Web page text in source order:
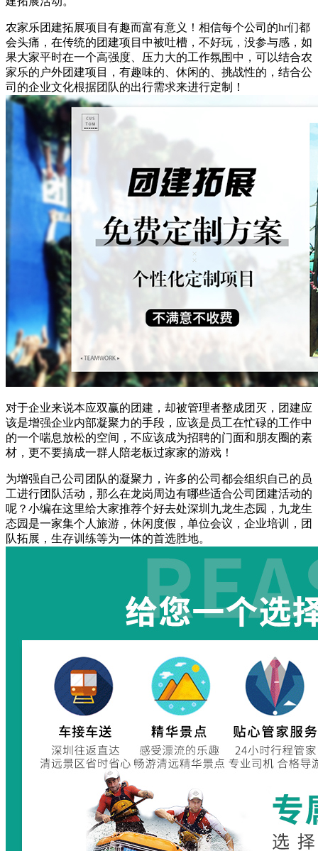
农家乐团建拓展项目有趣而富有意义！相信每个公司的hr们都
会头痛，在传统的团建项目中被吐槽，不好玩，没参与感，如
果大家平时在一个高强度、压力大的工作氛围中，可以结合农
家乐的户外团建项目，有趣味的、休闲的、挑战性的，结合公
司的企业文化根据团队的出行需求来进行定制！
对于企业来说本应双赢的团建，却被管理者整成团灭，团建应
该是增强企业内部凝聚力的手段，应该是员工在忙碌的工作中
的一个喘息放松的空间，不应该成为招聘的门面和朋友圈的素
材，更不要搞成一群人陪老板过家家的游戏！
为增强自己公司团队的凝聚力，许多的公司都会组织自己的员
工进行团队活动，那么在龙岗周边有哪些适合公司团建活动的
呢？小编在这里给大家推荐个好去处深圳九龙生态园，九龙生
态园是一家集个人旅游，休闲度假，单位会议，企业培训，团
队拓展，生存训练等为一体的首选胜地。